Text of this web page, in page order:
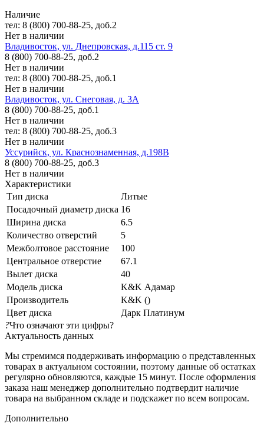
Наличие
тел: 8 (800) 700-88-25, доб.2
Нет в наличии
Владивосток, ул. Днепровская, д.115 ст. 9
8 (800) 700-88-25, доб.2
Нет в наличии
тел: 8 (800) 700-88-25, доб.1
Нет в наличии
Владивосток, ул. Снеговая, д. 3А
8 (800) 700-88-25, доб.1
Нет в наличии
тел: 8 (800) 700-88-25, доб.3
Нет в наличии
Уссурийск, ул. Краснознаменная, д.198В
8 (800) 700-88-25, доб.3
Нет в наличии
Характеристики
Тип диска
Литые
Посадочный диаметр диска 16
Ширина диска
6.5
Количество отверстий
5
Межболтовое расстояние
100
Центральное отверстие
67.1
Вылет диска
40
Модель диска
K&K Адамар
Производитель
K&K ()
Цвет диска
Дарк Платинум
?Что означают эти цифры?
Актуальность данных
Мы стремимся поддерживать информацию о представленных
товарах в актуальном состоянии, поэтому данные об остатках
регулярно обновляются, каждые 15 минут. После оформления
заказа наш менеджер дополнительно подтвердит наличие
товара на выбранном складе и подскажет по всем вопросам.
Дополнительно